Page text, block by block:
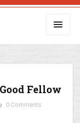
Fellow
0 Comments